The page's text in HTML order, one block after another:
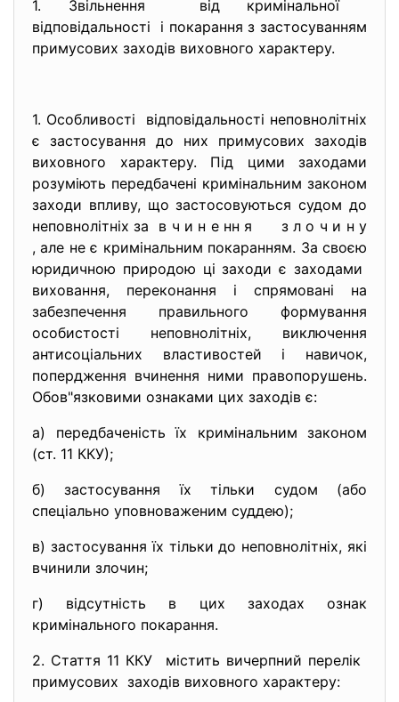
1. Звільнення від кримінальної
відповідальності і покарання з застосуванням
примусових заходів виховного характеру.
1. Особливості відповідальності неповнолітніх
є застосування до них примусових заходів
виховного характеру. Під цими заходами
розуміють передбачені кримінальним законом
заходи впливу, що застосовуються судом до
неповнолітніх за в ч и н е нн я з л о ч и н у
, але не є кримінальним покаранням. За своєю
юридичною природою ці заходи є заходами
виховання, переконання і спрямовані на
забезпечення правильного формування
особистості неповнолітніх, виключення
антисоціальних властивостей і навичок,
попердження вчинення ними правопорушень.
Обов"язковими ознаками цих заходів є:
а) передбаченість їх кримінальним законом
(ст. 11 ККУ);
б) застосування їх тільки судом (або
спеціально уповноваженим суддею);
в) застосування їх тільки до неповнолітніх, які
вчинили злочин;
г) відсутність в цих заходах ознак
кримінального покарання.
2. Стаття 11 ККУ містить вичерпний перелік
примусових заходів виховного характеру: